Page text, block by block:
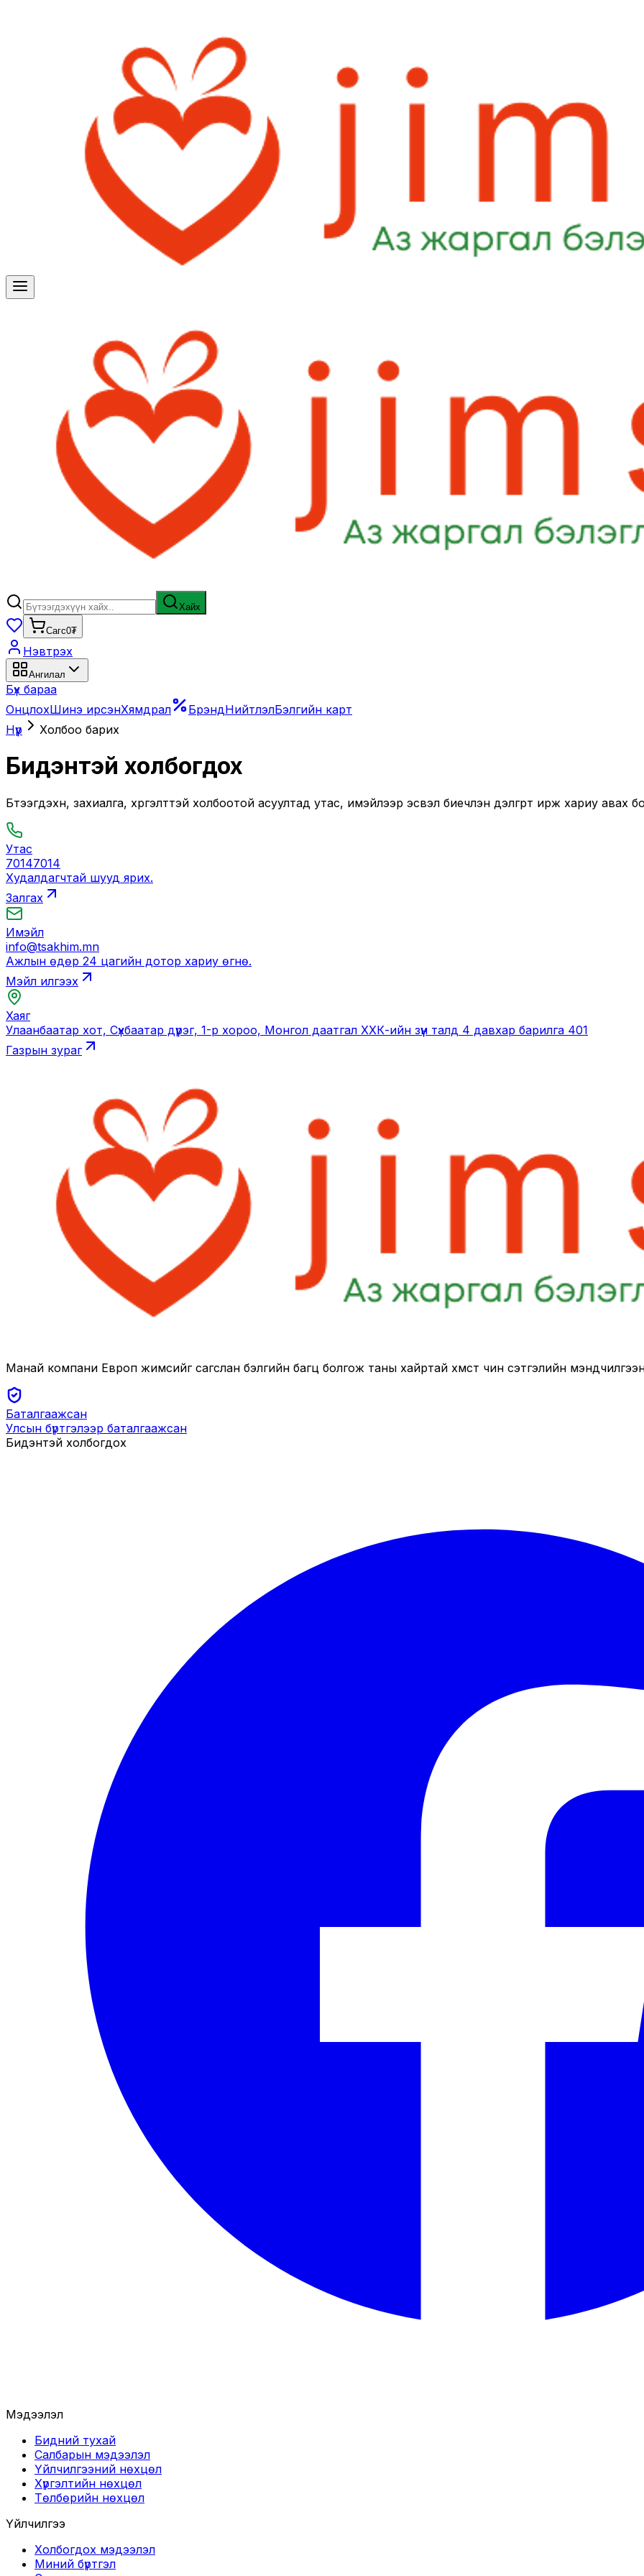
Хайх
Сагс0₮
Нэвтрэх
Ангилал
Бүх бараа
ОнцлохШинэ ирсэнХямдрал БрэндНийтлэлБэлгийн карт
Нүүр
Холбоо барих
Бидэнтэй холбогдох
Бүтээгдэхүүн, захиалга, хүргэлттэй холбоотой асуултад утас, имэйлээр эсвэл биечлэн дэлгүүрт ирж хариу авах
Утас
70147014
Худалдагчтай шууд ярих.
Залгах
Имэйл
info@tsakhim.mn
Ажлын өдөр 24 цагийн дотор хариу өгнө.
Мэйл илгээх
Хаяг
Улаанбаатар хот, Сүхбаатар дүүрэг, 1-р хороо, Монгол даатгал ХХК-ийн зүүн талд 4 давхар барилга 401
Газрын зураг
Манай компани Европ жимсийг сагслан бэлгийн багц болгож таны хайртай хүмүүст чин сэтгэлийн
Баталгаажсан
Улсын бүртгэлээр баталгаажсан
Бидэнтэй холбогдох
Мэдээлэл
Бидний тухай
Салбарын мэдээлэл
Үйлчилгээний нөхцөл
Хүргэлтийн нөхцөл
Төлбөрийн нөхцөл
Үйлчилгээ
Холбогдох мэдээлэл
Миний бүртгэл